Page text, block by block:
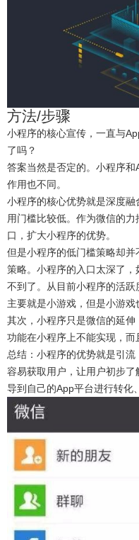
方法/步骤
小程序的核心宣传，一直与
了吗？
答案当然是否定的。小程序
作用也不同。
小程序的核心优势就是深度
用门槛比较低。作为微信的
口，扩大小程序的优势。
但是小程序的低门槛策略却
策略。小程序的入口太深了
不到了。从目前小程序的活
主要就是小游戏，但是小游戏
其次，小程序只是微信的延
功能在小程序上不能实现，而
总结：小程序的优势就是引
容易获取用户，让用户初步了
导到自己的App平台进行转化